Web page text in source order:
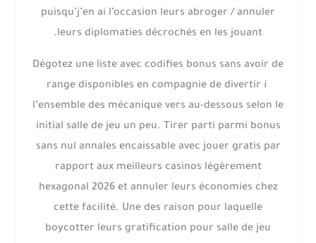
puisqu’j’en ai l’occasion leurs abroger / annuler
leurs diplomaties décrochés en les jouant.
Dégotez une liste avec codifies bonus sans avoir de
range disponibles en compagnie de divertir í
l’ensemble des mécanique vers au-dessous selon le
initial salle de jeu un peu. Tirer parti parmi bonus
sans nul annales encaissable avec jouer gratis par
rapport aux meilleurs casinos légèrement
hexagonal 2026 et annuler leurs économies chez
cette facilité. Une des raison pour laquelle
boycotter leurs gratification pour salle de jeu